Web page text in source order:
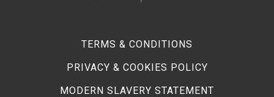
TERMS & CONDITIONS
PRIVACY & COOKIES POLICY
MODERN SLAVERY STATEMENT